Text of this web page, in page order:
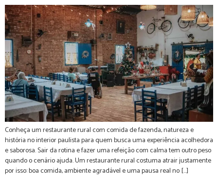
Conheça um restaurante rural com comida de fazenda, natureza e
história no interior paulista para quem busca uma experiência acolhedora
e saborosa. Sair da rotina e fazer uma refeição com calma tem outro peso
quando o cenário ajuda. Um restaurante rural costuma atrair justamente
por isso: boa comida, ambiente agradável e uma pausa real no […]